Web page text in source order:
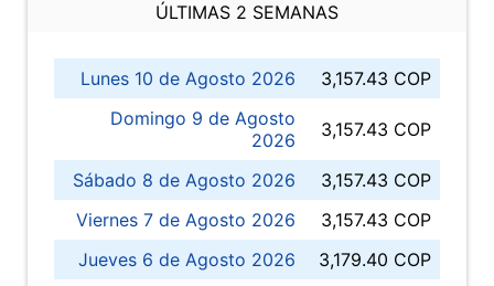
ÚLTIMAS 2 SEMANAS
Lunes 10 de Agosto 2026
3,157.43 COP
Domingo 9 de Agosto
2026
3,157.43 COP
Sábado 8 de Agosto 2026
3,157.43 COP
Viernes 7 de Agosto 2026
3,157.43 COP
Jueves 6 de Agosto 2026
3,179.40 COP